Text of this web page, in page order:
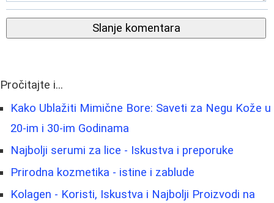
Slanje komentara
Pročitajte i...
Kako Ublažiti Mimične Bore: Saveti za Negu Kože u
20-im i 30-im Godinama
Najbolji serumi za lice - Iskustva i preporuke
Prirodna kozmetika - istine i zablude
Kolagen - Koristi, Iskustva i Najbolji Proizvodi na